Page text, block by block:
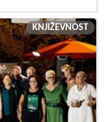
KNJIŽEVNOST